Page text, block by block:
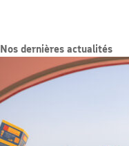
Nos dernières actualités